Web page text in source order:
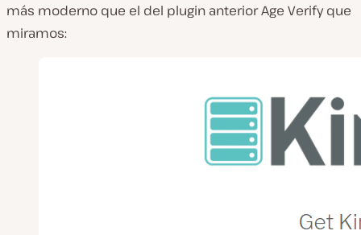
más moderno que el del plugin anterior Age Verify que
miramos: